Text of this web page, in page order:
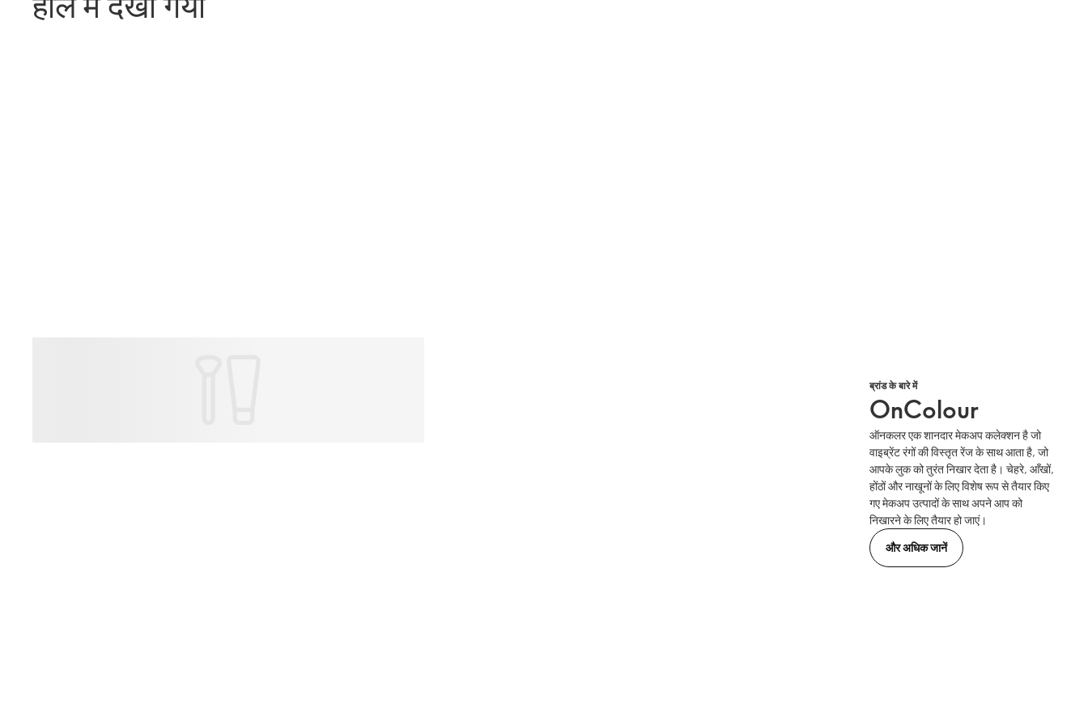
ब्रांड के बारे में
OnColour
ऑनकलर एक शानदार मेकअप कलेक्शन है जो
वाइब्रेंट रंगों की विस्तृत रेंज के साथ आता है, जो
आपके लुक को तुरंत निखार देता है। चेहरे, आँखों,
होंठों और नाखूनों के लिए विशेष रूप से तैयार किए
गए मेकअप उत्पादों के साथ अपने आप को
निखारने के लिए तैयार हो जाएं।
और अधिक जानें